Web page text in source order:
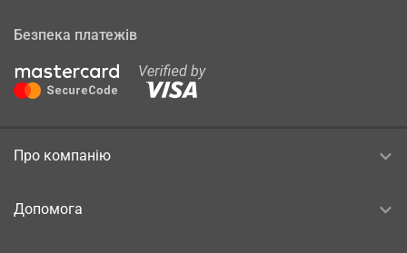
Безпека платежів
Про компанію
Допомога